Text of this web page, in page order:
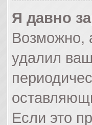
Я давно
Возможно,
удалил
Если это